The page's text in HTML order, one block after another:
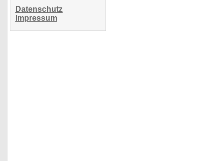
Datenschutz
Impressum